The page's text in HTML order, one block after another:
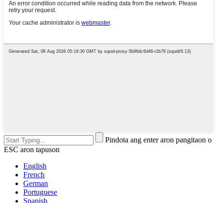
Pindota ang enter aron pangitaon o
ESC aron tapuson
English
French
German
Portuguese
Spanish